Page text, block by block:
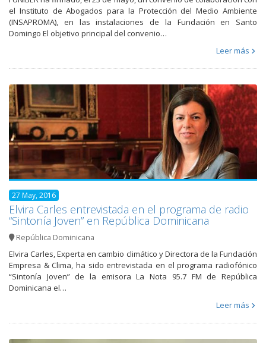
el Instituto de Abogados para la Protección del Medio Ambiente
(INSAPROMA), en las instalaciones de la Fundación en Santo
Domingo El objetivo principal del convenio…
Leer más
27 May, 2016
Elvira Carles entrevistada en el programa de radio
“Sintonía Joven” en República Dominicana
República Dominicana
Elvira Carles, Experta en cambio climático y Directora de la Fundación
Empresa & Clima, ha sido entrevistada en el programa radiofónico
“Sintonía Joven” de la emisora La Nota 95.7 FM de República
Dominicana el…
Leer más